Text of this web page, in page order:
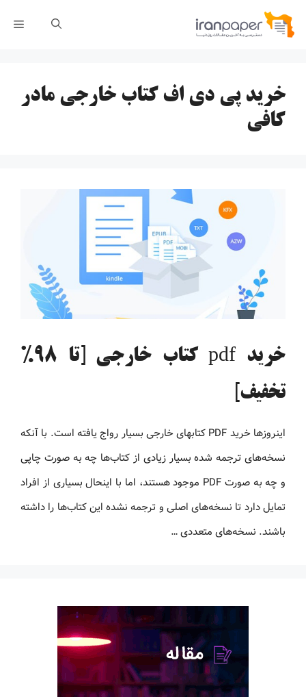
پرش
خرید پی دی اف کتاب خارجی مادر
کافی
خرید pdf کتاب خارجی [تا 98%
تخفیف]
اینروزها خرید PDF کتاب‎های خارجی بسیار رواج یافته است. با آنکه
نسخه‌های ترجمه شده بسیار زیادی از کتاب‌ها چه به صورت چاپی
و چه به صورت PDF موجود هستند، اما با اینحال بسیاری از افراد
تمایل دارد تا نسخه‌های اصلی و ترجمه نشده این کتاب‌ها را داشته
باشند. نسخه‌های متعددی …